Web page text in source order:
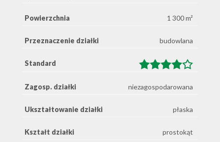
Powierzchnia 1 300 m²
Przeznaczenie działki budowlana
Standard
Zagosp. działki niezagospodarowana
Ukształtowanie działki płaska
Kształt działki prostokąt